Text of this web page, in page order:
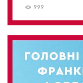
999